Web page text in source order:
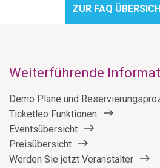
ZUR FAQ
Weiterführende
Demo Pläne und
Ticketleo Funktionen
Eventsübersicht
Preisübersicht
Werden Sie jetzt Veranstalter